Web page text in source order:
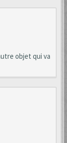
objet qui va